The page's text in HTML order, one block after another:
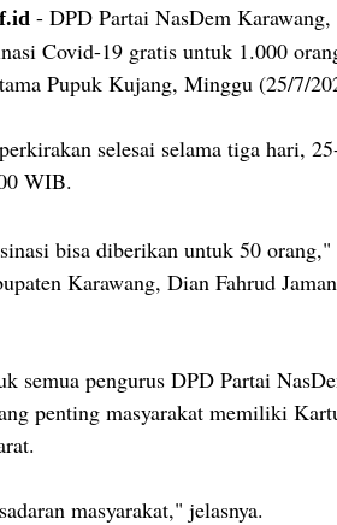
- DPD Partai NasDem Karawang,
Covid-19 gratis untuk 1.000
Pupuk Kujang, Minggu (25/7/
selesai selama tiga hari,
WIB.
bisa diberikan untuk 50
Karawang, Dian Fahrud
semua pengurus DPD Partai
penting masyarakat memiliki
masyarakat," jelasnya.